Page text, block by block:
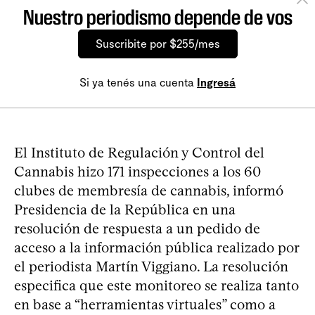
Nuestro periodismo depende de vos
Suscribite por $255/mes
Si ya tenés una cuenta Ingresá
El Instituto de Regulación y Control del
Cannabis hizo 171 inspecciones a los 60
clubes de membresía de cannabis, informó
Presidencia de la República en una
resolución de respuesta a un pedido de
acceso a la información pública realizado por
el periodista Martín Viggiano. La resolución
especifica que este monitoreo se realiza tanto
en base a “herramientas virtuales” como a